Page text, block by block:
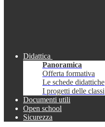
Didattica
Panoramica
Offerta formativa
Le schede didattiche
I progetti delle classi
Documenti utili
Open school
Sicurezza